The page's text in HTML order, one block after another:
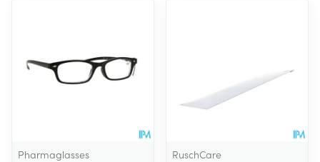
Pharmaglasses
RuschCare